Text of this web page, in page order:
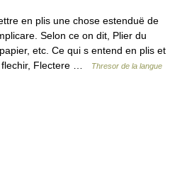
en plis une chose estenduë de
Selon ce on dit, Plier du
etc. Ce qui s entend en plis et
flechir, Flectere …
Thresor de la langue